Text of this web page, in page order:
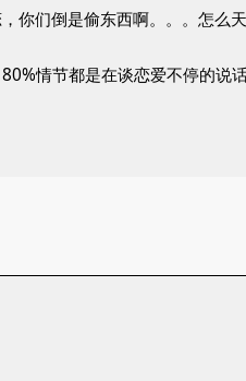
你们倒是偷东西啊。。。怎么
情节都是在谈恋爱不停的说